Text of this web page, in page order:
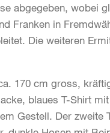
abgegeben, wobei
Franken in
Die weiteren
170 cm gross,
blaues T-Shirt
Gestell. Der zweite